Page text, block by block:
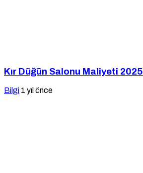
Kır Düğün Salonu Maliyeti 2025
Bilgi 1 yıl önce